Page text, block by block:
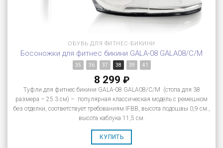
ОБУВЬ ДЛЯ ФИТНЕС-БИКИНИ
Босоножки для фитнес бикини GALA-08 GALA08/C/M
35 36 37 38 39 41
8 299 ₽
Туфли для фитнес бикини GALA-08 GALA08/C/M (стопа для 38
размера – 25.3 см) – популярная классическая модель с ремешком
без отделки, соответствует требованиям IFBB, высота подошвы 0,9 см.,
высота каблука 11,5 см.
КУПИТЬ